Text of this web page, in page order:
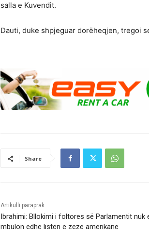
salla e Kuvendit.
Dauti, duke shpjeguar dorëheqjen, tregoi
Share
Artikulli paraprak
Ibrahimi: Bllokimi i foltores së Parlamentit nuk
mbulon edhe listën e zezë amerikane